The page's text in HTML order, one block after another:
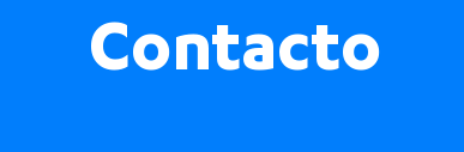
Contacto